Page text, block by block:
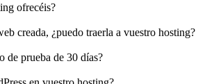
ofrecéis?
creada, ¿puedo traerla a vuestro hosting?
de prueba de 30 días?